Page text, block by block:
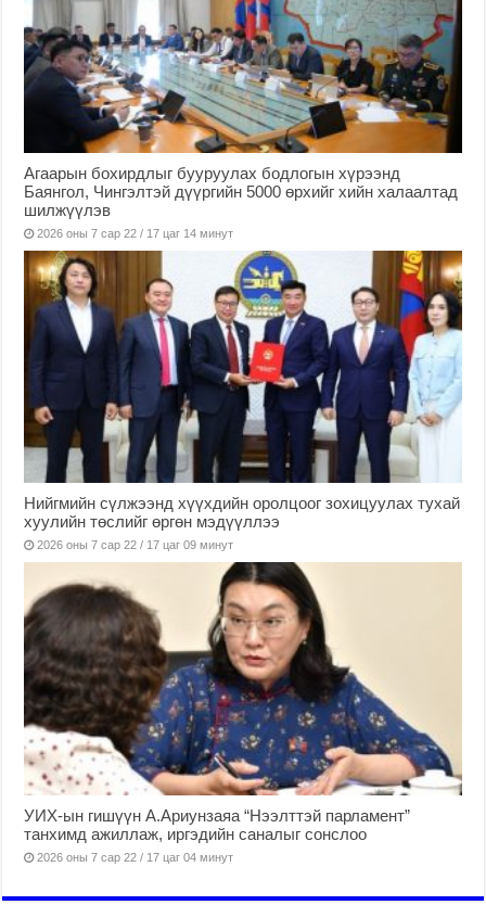
Агаарын бохирдлыг бууруулах бодлогын хүрээнд
Баянгол, Чингэлтэй дүүргийн 5000 өрхийг хийн халаалтад
шилжүүлэв
2026 оны 7 сар 22 / 17 цаг 14 минут
Нийгмийн сүлжээнд хүүхдийн оролцоог зохицуулах тухай
хуулийн төслийг өргөн мэдүүллээ
2026 оны 7 сар 22 / 17 цаг 09 минут
УИХ-ын гишүүн А.Ариунзаяа “Нээлттэй парламент”
танхимд ажиллаж, иргэдийн саналыг сонслоо
2026 оны 7 сар 22 / 17 цаг 04 минут